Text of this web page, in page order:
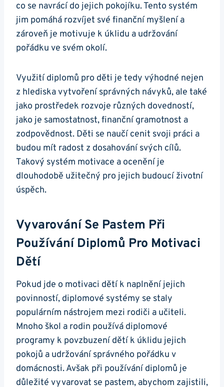
co se navrácí do jejich pokojíku. Tento systém
jim pomáhá rozvíjet své finanční myšlení a
zároveň je motivuje k úklidu a udržování
pořádku ve svém okolí.
Využití diplomů pro děti je tedy výhodné nejen
z hlediska vytvoření správných návyků, ale také
jako prostředek rozvoje různých dovedností,
jako je samostatnost, finanční gramotnost a
zodpovědnost. Děti se naučí cenit svoji práci a
budou mít radost z dosahování svých cílů.
Takový systém motivace a ocenění je
dlouhodobě užitečný pro jejich budoucí životní
úspěch.
Vyvarování Se Pastem Při
Používání Diplomů Pro Motivaci
Dětí
Pokud jde o motivaci dětí k naplnění jejich
povinností, diplomové systémy se staly
populárním nástrojem mezi rodiči a učiteli.
Mnoho škol a rodin používá diplomové
programy k povzbuzení dětí k úklidu jejich
pokojů a udržování správného pořádku v
domácnosti. Avšak při používání diplomů je
důležité vyvarovat se pastem, abychom zajistili,